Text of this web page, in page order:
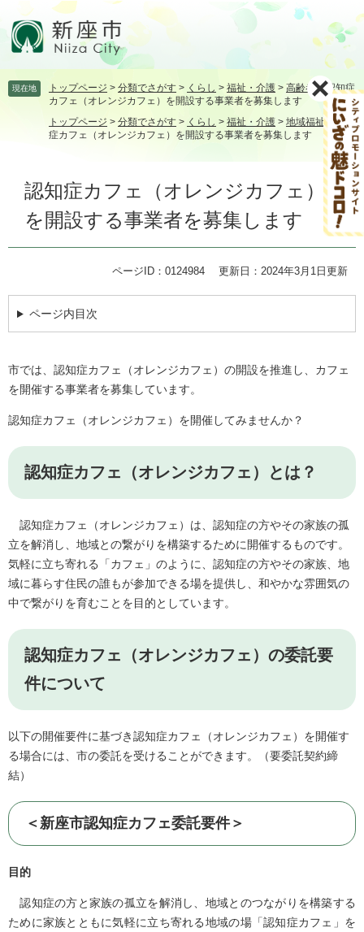
頭飛 現在地 トップページ > 分類でさがす > くらし > 福祉・介護 > 高齢者>認知症
カフェ（オレンジカフェ）を開設する事業者を募集します
トップページ > 分類でさがす > くらし > 福祉・介護 > 地域福祉>認知
症カフェ（オレンジカフェ）を開設する事業者を募集します
認知症カフェ（オレンジカフェ）
を開設する事業者を募集します
ページID：0124984 更新日：2024年3月1日更新
ページ内目次
市では、認知症カフェ（オレンジカフェ）の開設を推進し、カフェ
を開催する事業者を募集しています。
認知症カフェ（オレンジカフェ）を開催してみませんか？
認知症カフェ（オレンジカフェ）とは？
認知症カフェ（オレンジカフェ）は、認知症の方やその家族の孤
立を解消し、地域との繋がりを構築するために開催するものです。
気軽に立ち寄れる「カフェ」のように、認知症の方やその家族、地
域に暮らす住民の誰もが参加できる場を提供し、和やかな雰囲気の
中で繋がりを育むことを目的としています。
認知症カフェ（オレンジカフェ）の委託要
件について
以下の開催要件に基づき認知症カフェ（オレンジカフェ）を開催す
る場合には、市の委託を受けることができます。（要委託契約締
結）
＜新座市認知症カフェ委託要件＞
目的
認知症の方と家族の孤立を解消し、地域とのつながりを構築する
ために家族とともに気軽に立ち寄れる地域の場「認知症カフェ」を